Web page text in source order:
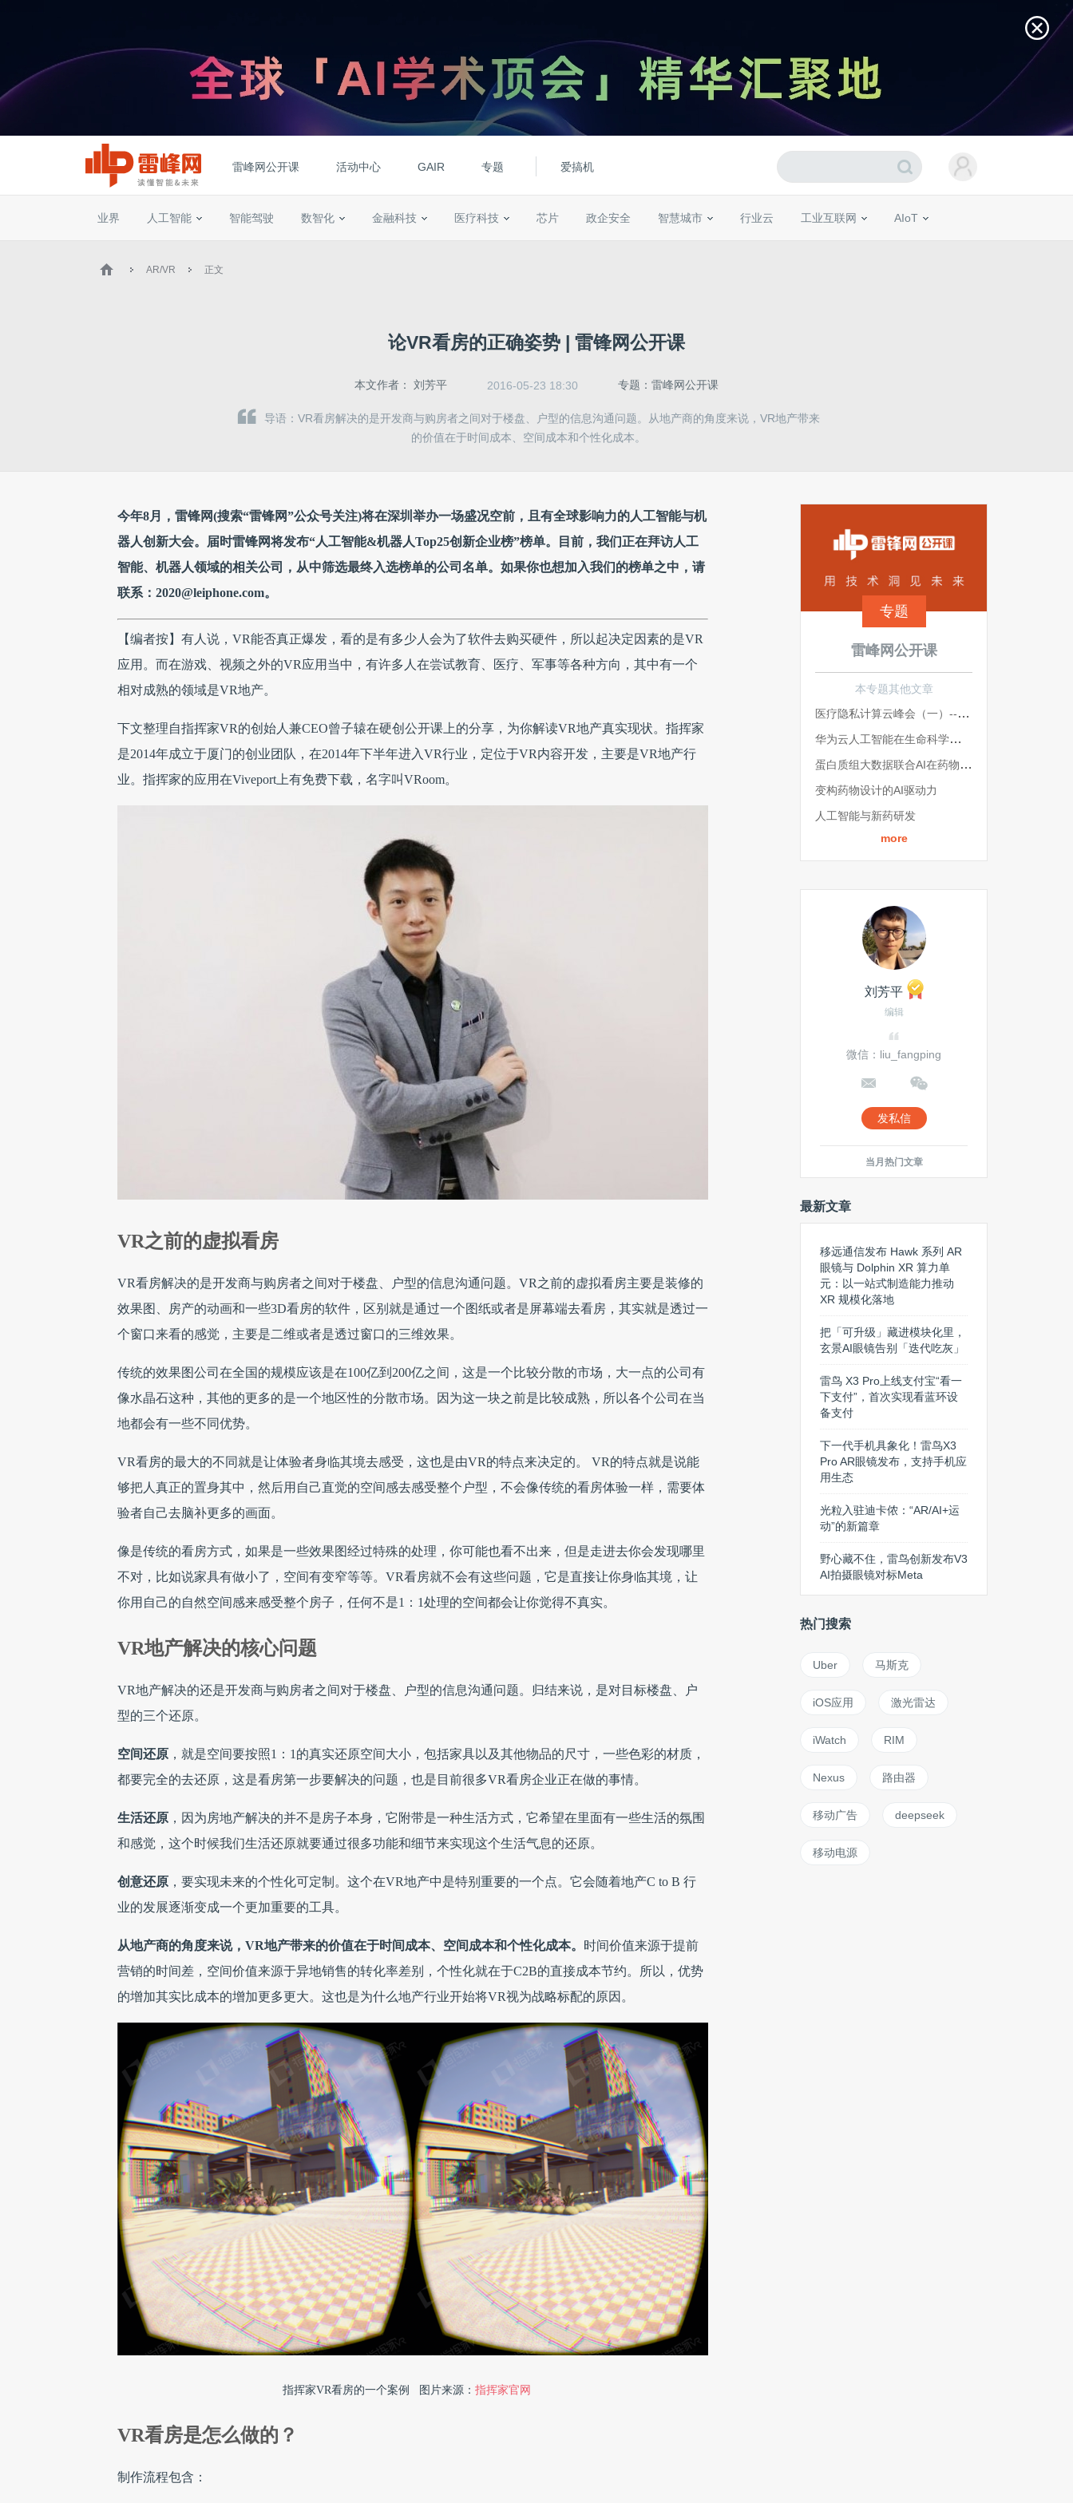
雷峰网公开课 活动中心 GAIR 专题 爱搞机
业界 人工智能 智能驾驶 数智化 金融科技 医疗科技 芯片 政企安全 智慧城市 行业云 工业互联网 AIoT
AR/VR 正文
论VR看房的正确姿势 | 雷锋网公开课
本文作者： 刘芳平 2016-05-23 18:30 专题：雷峰网公开课
导语：VR看房解决的是开发商与购房者之间对于楼盘、户型的信息沟通问题。从地产商的角度来说，VR地产带来
的价值在于时间成本、空间成本和个性化成本。
今年8月，雷锋网(搜索“雷锋网”公众号关注)将在深圳举办一场盛况空前，且有全球影响力的人工智能与机
器人创新大会。届时雷锋网将发布“人工智能&机器人Top25创新企业榜”榜单。目前，我们正在拜访人工
智能、机器人领域的相关公司，从中筛选最终入选榜单的公司名单。如果你也想加入我们的榜单之中，请
联系：2020@leiphone.com。
【编者按】有人说，VR能否真正爆发，看的是有多少人会为了软件去购买硬件，所以起决定因素的是VR
应用。而在游戏、视频之外的VR应用当中，有许多人在尝试教育、医疗、军事等各种方向，其中有一个
相对成熟的领域是VR地产。
下文整理自指挥家VR的创始人兼CEO曾子辕在硬创公开课上的分享，为你解读VR地产真实现状。指挥家
是2014年成立于厦门的创业团队，在2014年下半年进入VR行业，定位于VR内容开发，主要是VR地产行
业。指挥家的应用在Viveport上有免费下载，名字叫VRoom。
VR之前的虚拟看房
VR看房解决的是开发商与购房者之间对于楼盘、户型的信息沟通问题。VR之前的虚拟看房主要是装修的
效果图、房产的动画和一些3D看房的软件，区别就是通过一个图纸或者是屏幕端去看房，其实就是透过一
个窗口来看的感觉，主要是二维或者是透过窗口的三维效果。
传统的效果图公司在全国的规模应该是在100亿到200亿之间，这是一个比较分散的市场，大一点的公司有
像水晶石这种，其他的更多的是一个地区性的分散市场。因为这一块之前是比较成熟，所以各个公司在当
地都会有一些不同优势。
VR看房的最大的不同就是让体验者身临其境去感受，这也是由VR的特点来决定的。 VR的特点就是说能
够把人真正的置身其中，然后用自己直觉的空间感去感受整个户型，不会像传统的看房体验一样，需要体
验者自己去脑补更多的画面。
像是传统的看房方式，如果是一些效果图经过特殊的处理，你可能也看不出来，但是走进去你会发现哪里
不对，比如说家具有做小了，空间有变窄等等。VR看房就不会有这些问题，它是直接让你身临其境，让
你用自己的自然空间感来感受整个房子，任何不是1：1处理的空间都会让你觉得不真实。
VR地产解决的核心问题
VR地产解决的还是开发商与购房者之间对于楼盘、户型的信息沟通问题。归结来说，是对目标楼盘、户
型的三个还原。
空间还原 ，就是空间要按照1：1的真实还原空间大小，包括家具以及其他物品的尺寸，一些色彩的材质，
都要完全的去还原，这是看房第一步要解决的问题，也是目前很多VR看房企业正在做的事情。
生活还原 ，因为房地产解决的并不是房子本身，它附带是一种生活方式，它希望在里面有一些生活的氛围
和感觉，这个时候我们生活还原就要通过很多功能和细节来实现这个生活气息的还原。
创意还原 ，要实现未来的个性化可定制。这个在VR地产中是特别重要的一个点。它会随着地产C to B 行
业的发展逐渐变成一个更加重要的工具。
从地产商的角度来说，VR地产带来的价值在于时间成本、空间成本和个性化成本。 时间价值来源于提前
营销的时间差，空间价值来源于异地销售的转化率差别，个性化就在于C2B的直接成本节约。所以，优势
的增加其实比成本的增加更多更大。这也是为什么地产行业开始将VR视为战略标配的原因。
指挥家VR看房的一个案例 图片来源： 指挥家官网
VR看房是怎么做的？
制作流程包含：
专题
雷峰网公开课
本专题其他文章
医疗隐私计算云峰会（一）-- 可信AI赋能医疗：让数据流通 让知识共享
华为云人工智能在生命科学领域的探索和实践
蛋白质组大数据联合AI在药物开发中的潜在应用
变构药物设计的AI驱动力
人工智能与新药研发
more
刘芳平
编辑
微信：liu_fangping
发私信
当月热门文章
最新文章
移远通信发布 Hawk 系列 AR
眼镜与 Dolphin XR 算力单
元：以一站式制造能力推动
XR 规模化落地
把「可升级」藏进模块化里，
玄景AI眼镜告别「迭代吃灰」
雷鸟 X3 Pro上线支付宝“看一
下支付”，首次实现看蓝环设
备支付
下一代手机具象化！雷鸟X3
Pro AR眼镜发布，支持手机应
用生态
光粒入驻迪卡侬：“AR/AI+运
动”的新篇章
野心藏不住，雷鸟创新发布V3
AI拍摄眼镜对标Meta
热门搜索
Uber 马斯克
iOS应用 激光雷达
iWatch RIM
Nexus 路由器
移动广告 deepseek
移动电源